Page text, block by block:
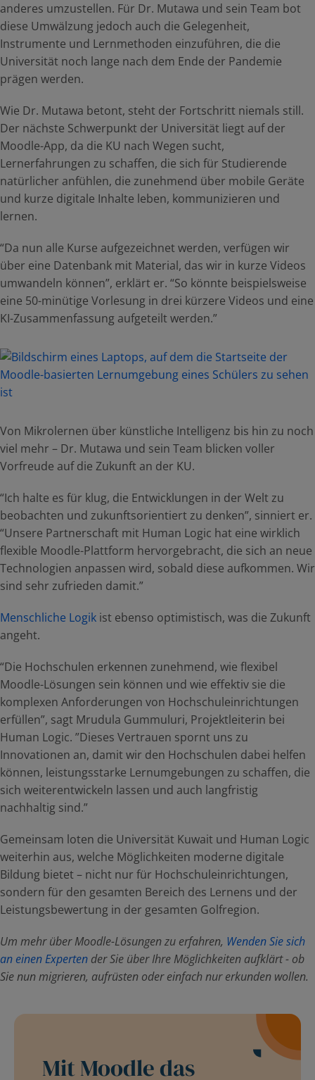
anderes umzustellen. Für Dr. Mutawa und sein Team bot
diese Umwälzung jedoch auch die Gelegenheit,
Instrumente und Lernmethoden einzuführen, die die
Universität noch lange nach dem Ende der Pandemie
prägen werden.
Wie Dr. Mutawa betont, steht der Fortschritt niemals still.
Der nächste Schwerpunkt der Universität liegt auf der
Moodle-App, da die KU nach Wegen sucht,
Lernerfahrungen zu schaffen, die sich für Studierende
natürlicher anfühlen, die zunehmend über mobile Geräte
und kurze digitale Inhalte leben, kommunizieren und
lernen.
“Da nun alle Kurse aufgezeichnet werden, verfügen wir
über eine Datenbank mit Material, das wir in kurze Videos
umwandeln können”, erklärt er. “So könnte beispielsweise
eine 50-minütige Vorlesung in drei kürzere Videos und eine
KI-Zusammenfassung aufgeteilt werden.”
Von Mikrolernen über künstliche Intelligenz bis hin zu noch
viel mehr – Dr. Mutawa und sein Team blicken voller
Vorfreude auf die Zukunft an der KU.
“Ich halte es für klug, die Entwicklungen in der Welt zu
beobachten und zukunftsorientiert zu denken”, sinniert er.
“Unsere Partnerschaft mit Human Logic hat eine wirklich
flexible Moodle-Plattform hervorgebracht, die sich an neue
Technologien anpassen wird, sobald diese aufkommen. Wir
sind sehr zufrieden damit.”
Menschliche Logik ist ebenso optimistisch, was die Zukunft
angeht.
“Die Hochschulen erkennen zunehmend, wie flexibel
Moodle-Lösungen sein können und wie effektiv sie die
komplexen Anforderungen von Hochschuleinrichtungen
erfüllen”, sagt Mrudula Gummuluri, Projektleiterin bei
Human Logic. ”Dieses Vertrauen spornt uns zu
Innovationen an, damit wir den Hochschulen dabei helfen
können, leistungsstarke Lernumgebungen zu schaffen, die
sich weiterentwickeln lassen und auch langfristig
nachhaltig sind.”
Gemeinsam loten die Universität Kuwait und Human Logic
weiterhin aus, welche Möglichkeiten moderne digitale
Bildung bietet – nicht nur für Hochschuleinrichtungen,
sondern für den gesamten Bereich des Lernens und der
Leistungsbewertung in der gesamten Golfregion.
Um mehr über Moodle-Lösungen zu erfahren, Wenden Sie sich
an einen Experten der Sie über Ihre Möglichkeiten aufklärt - ob
Sie nun migrieren, aufrüsten oder einfach nur erkunden wollen.
Mit Moodle das